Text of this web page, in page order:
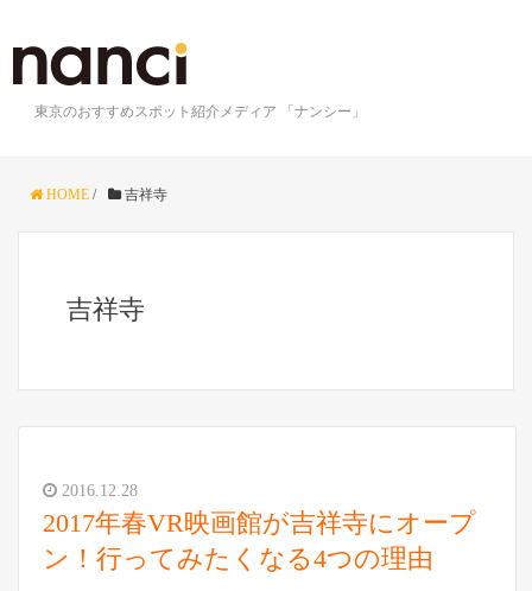
東京のおすすめスポット紹介メディア 「ナンシー」
HOME / 吉祥寺
吉祥寺
2016.12.28
2017年春VR映画館が吉祥寺にオープ
ン！行ってみたくなる4つの理由